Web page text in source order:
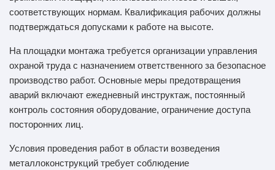
соответствующих нормам. Квалификация рабочих должны
подтверждаться допусками к работе на высоте.
На площадки монтажа требуется организации управления
охраной труда с назначением ответственного за безопасное
производство работ. Основные меры предотвращения
аварий включают ежедневный инструктаж, постоянный
контроль состояния оборудование, ограничение доступа
посторонних лиц.
Условия проведения работ в области возведения
металлоконструкций требует соблюдение